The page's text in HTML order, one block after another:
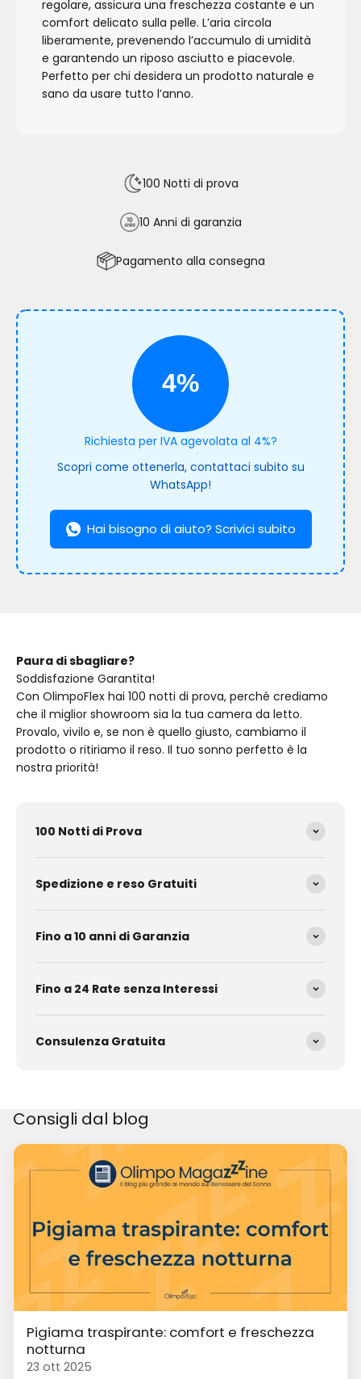
regolare, assicura una freschezza costante e un
comfort delicato sulla pelle. L’aria circola
liberamente, prevenendo l’accumulo di umidità
e garantendo un riposo asciutto e piacevole.
Perfetto per chi desidera un prodotto naturale e
sano da usare tutto l’anno.
100 Notti di prova
10 Anni di garanzia
Pagamento alla consegna
4%
Richiesta per IVA agevolata al 4%?
Scopri come ottenerla, contattaci subito su
WhatsApp!
Hai bisogno di aiuto? Scrivici subito
Paura di sbagliare?
Soddisfazione Garantita!
Con OlimpoFlex hai 100 notti di prova, perché crediamo
che il miglior showroom sia la tua camera da letto.
Provalo, vivilo e, se non è quello giusto, cambiamo il
prodotto o ritiriamo il reso. Il tuo sonno perfetto è la
nostra priorità!
100 Notti di Prova
Spedizione e reso Gratuiti
Fino a 10 anni di Garanzia
Fino a 24 Rate senza Interessi
Consulenza Gratuita
Consigli dal blog
Pigiama traspirante: comfort e freschezza
notturna
23 ott 2025